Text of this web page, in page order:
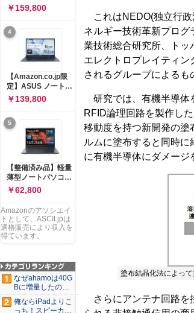
これはNEDO(独立行政
ネルギー技術革新プロ
業技術総合研究所、ト
エレクトロプレイティ
されるグループによるも
研究では、有機半導体
RFID論理回路を製作し
移動度を持つ新開発の塗
ルムに塗布すると同時
に有機半導体にダメージ
塗布結晶化法によっ
さらにアンテナ回路を
IdeaPad Slim 3 14.0
インチ AMD
Ryzen™ 5 8640HS
メモリ16GB
SSD512GB
Microsoft 365 試用
版 Windows11 バッ
テリー駆動12.6時間
重量1.39kg ルナグレ
ー 83K9003JJP ノー
トPC
￥159,800
4
【Amazon.co.jp限
定】ASUS ノートパ
ソコン Vivobook 15
M1502NAQ 15.6イ
ンチ AMD Ryzen 7
170 メモリ16GB
SSD 512GB
Microsoft 365
Personal (24か月版)
搭載 Windows 11 重
量1.7kg Wi-Fi 6E ク
ワイエットブルー
M1502NAQ-
￥139,800
5
【整備済み品】軽量
薄型ノートパソコン
dynabook G83 ■
13.3型
FHD(1920x1080) -
高性能第11世代Core
i5-1135G7 - メモリ
16GB - SSD 256GB
USB Type-C - MS
Office 2021 - Win11
搭載
￥62,800
Amazonのアソシエイ
トとして、ASCII.jpは
適格販売により収入を
得ています。
なぜahamoは40G
Bに増量したの
か ...
俺ならiPadよりこ
っち！スピーカー